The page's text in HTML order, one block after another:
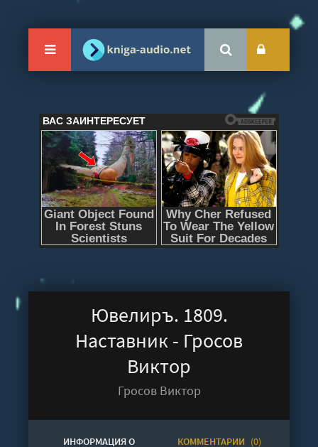
Ювелиръ. 1809.
Наставник - Гросов
Виктор
Гросов Виктор
ИНФОРМАЦИЯ О КОММЕНТАРИИ (0)